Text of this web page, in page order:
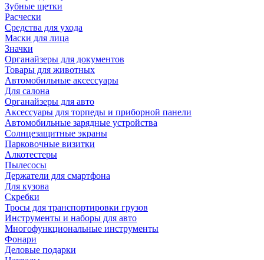
Зубные щетки
Расчески
Средства для ухода
Маски для лица
Значки
Органайзеры для документов
Товары для животных
Автомобильные аксессуары
Для салона
Органайзеры для авто
Аксессуары для торпеды и приборной панели
Автомобильные зарядные устройства
Солнцезащитные экраны
Парковочные визитки
Алкотестеры
Пылесосы
Держатели для смартфона
Для кузова
Скребки
Тросы для транспортировки грузов
Инструменты и наборы для авто
Многофункциональные инструменты
Фонари
Деловые подарки